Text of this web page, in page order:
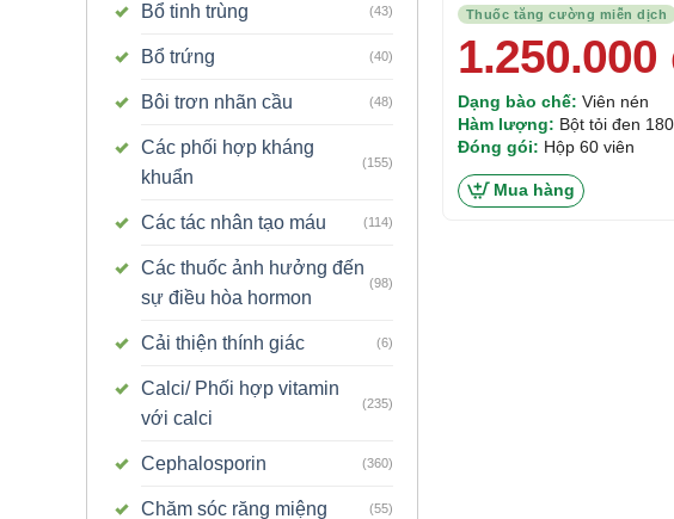
Bổ tinh trùng (43)
Bổ trứng (40)
Bôi trơn nhãn cầu (48)
Các phối hợp kháng
khuẩn
(155)
Các tác nhân tạo máu (114)
Các thuốc ảnh hưởng đến
sự điều hòa hormon
(98)
Cải thiện thính giác (6)
Calci/ Phối hợp vitamin
với calci
(235)
Cephalosporin (360)
Chăm sóc răng miệng (55)
Thuốc tăng cường miễn dịch
1.250.000
Dạng bào chế: Viên nén
Hàm lượng: Bột tỏi đen
sơn tra 50mg; Chiết xuất
Đóng gói: Hộp 60 viên
Mua hàng